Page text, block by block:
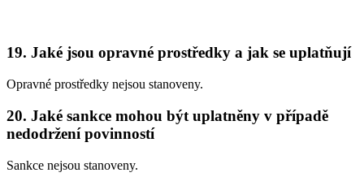
19. Jaké jsou opravné prostředky a jak se uplatňují
Opravné prostředky nejsou stanoveny.
20. Jaké sankce mohou být uplatněny v případě
nedodržení povinností
Sankce nejsou stanoveny.